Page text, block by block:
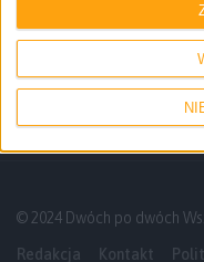
przycisk "Prywatność"
Samsung
Polsce.
© 2024 Dwóch po dwóch
Redakcja Kontakt